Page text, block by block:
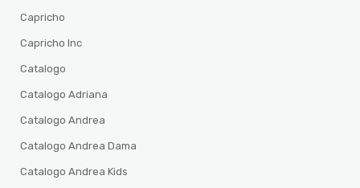
Capricho
Capricho Inc
Catalogo
Catalogo Adriana
Catalogo Andrea
Catalogo Andrea Dama
Catalogo Andrea Kids